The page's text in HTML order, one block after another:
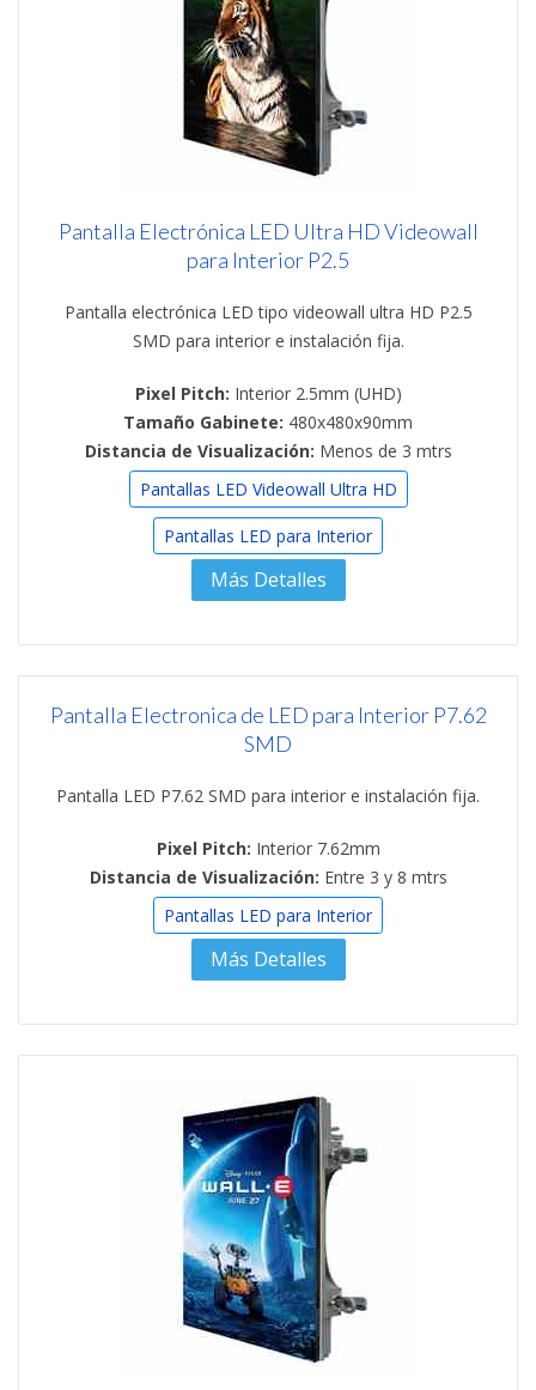
Pantalla Electrónica LED Ultra HD Videowall
para Interior P2.5
Pantalla electrónica LED tipo videowall ultra HD P2.5
SMD para interior e instalación fija.
Pixel Pitch: Interior 2.5mm (UHD)
Tamaño Gabinete: 480x480x90mm
Distancia de Visualización: Menos de 3 mtrs
Pantallas LED Videowall Ultra HD
Pantallas LED para Interior
Más Detalles
Pantalla Electronica de LED para Interior P7.62
SMD
Pantalla LED P7.62 SMD para interior e instalación fija.
Pixel Pitch: Interior 7.62mm
Distancia de Visualización: Entre 3 y 8 mtrs
Pantallas LED para Interior
Más Detalles